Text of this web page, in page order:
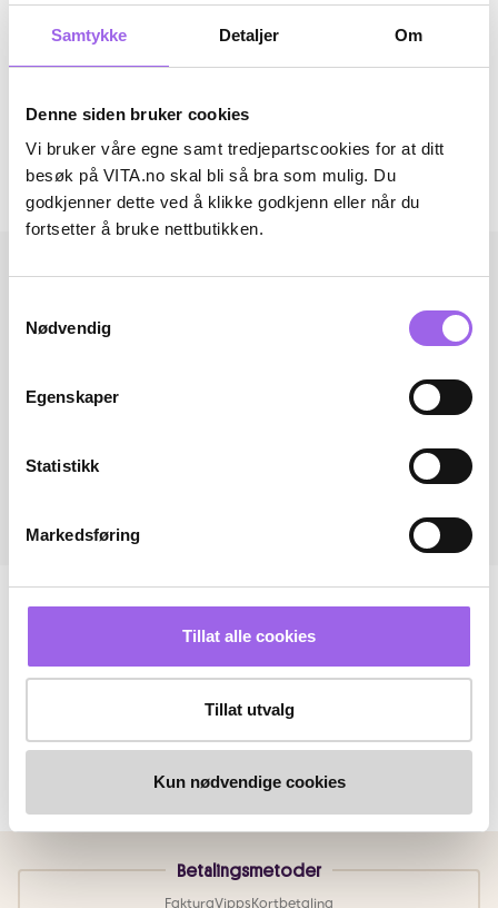
Samtykke Detaljer Om
Denne siden bruker cookies
Vi bruker våre egne samt tredjepartscookies for at ditt
besøk på VITA.no skal bli så bra som mulig. Du
godkjenner dette ved å klikke godkjenn eller når du
fortsetter å bruke nettbutikken.
Nødvendig
Egenskaper
Statistikk
Markedsføring
Tillat alle cookies
Tillat utvalg
Kun nødvendige cookies
Ingredienser
Omtaler
Andre har også kjøpt..
Betalingsmetoder
FakturaVippsKortbetaling